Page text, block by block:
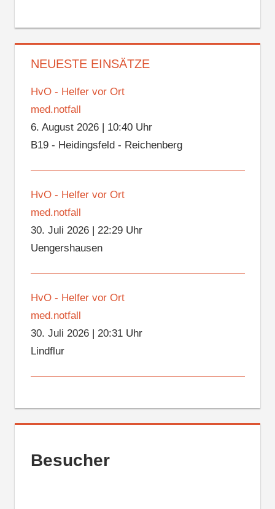
NEUESTE EINSÄTZE
HvO - Helfer vor Ort
med.notfall
6. August 2026| 10:40 Uhr
B19 - Heidingsfeld - Reichenberg
HvO - Helfer vor Ort
med.notfall
30. Juli 2026| 22:29 Uhr
Uengershausen
HvO - Helfer vor Ort
med.notfall
30. Juli 2026| 20:31 Uhr
Lindflur
Besucher